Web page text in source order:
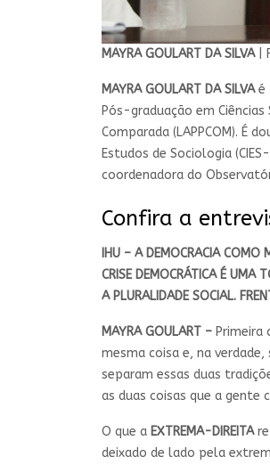
MAYRA GOULART DA SILVA|
MAYRA GOULART DA SILVAé
Pós-graduação em Ciências
Comparada (LAPPCOM). É
Estudos de Sociologia
coordenadora do
Confira a
IHU – A DEMOCRACIA COMO
CRISE DEMOCRÁTICA É UMA
A PLURALIDADE SOCIAL.
MAYRA GOULART –
mesma coisa e, na
separam essas duas
as duas coisas que a gente
O que a EXTREMA-DIREITA
deixado de lado pela